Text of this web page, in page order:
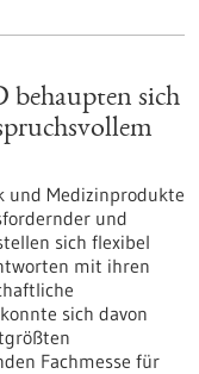
sich
und Medizinprodukte
und
sich flexibel
mit ihren
sich davon
Fachmesse für